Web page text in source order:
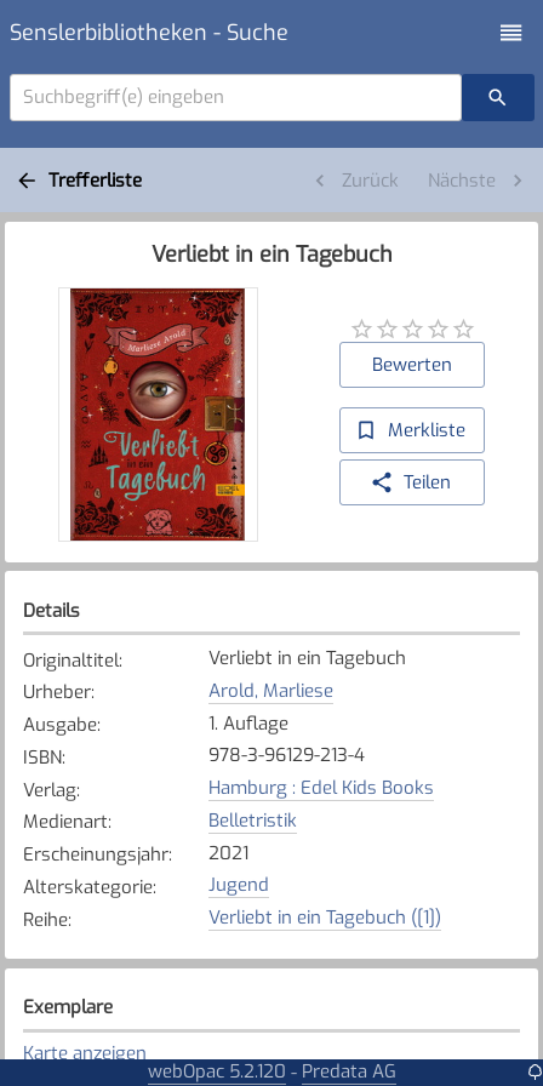
Senslerbibliotheken - Suche
Suchbegriff(e) eingeben
Trefferliste Zurück Nächste
Verliebt in ein Tagebuch
Bewerten
Merkliste
Teilen
Details
Originaltitel:
Verliebt in ein Tagebuch
Urheber:
Arold, Marliese
Ausgabe:
1. Auflage
ISBN:
978-3-96129-213-4
Verlag:
Hamburg : Edel Kids Books
Medienart:
Belletristik
Erscheinungsjahr:
2021
Alterskategorie:
Jugend
Reihe: Verliebt in ein Tagebuch ([1])
Exemplare
Karte anzeigen
webOpac 5.2.120 - Predata AG